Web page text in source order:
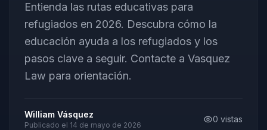
Entienda las rutas educativas para
refugiados en 2026. Descubra cómo la
educación ayuda a los refugiados y los
pasos clave a seguir. Contacte a Vasquez
Law para orientación.
William Vásquez
Publicado el 14 de mayo de 2026
0 vistas